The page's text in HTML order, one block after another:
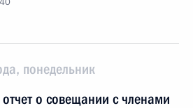
понедельник
о совещании с членами